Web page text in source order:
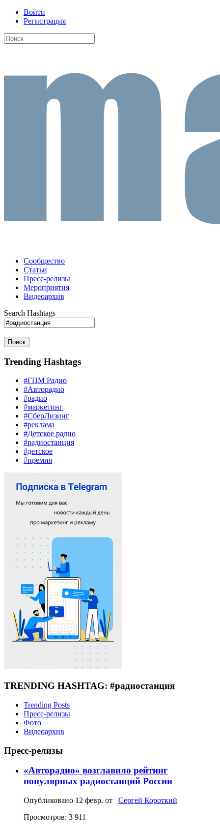
Войти
Регистрация
Сообщество
Статьи
Пресс-релизы
Мероприятия
Видеоархив
Search Hashtags
Поиск
Trending Hashtags
#ГПМ Радио
#Авторадио
#радио
#маркетинг
#СберЛизинг
#реклама
#Детское радио
#радиостанция
#детское
#премия
TRENDING HASHTAG: #радиостанция
Trending Posts
Пресс-релизы
Фото
Видеоархив
Пресс-релизы
«Авторадио» возглавило рейтинг
популярных радиостанций России
Опубликовано 12 февр. от Сергей Короткий
Просмотров: 3 911